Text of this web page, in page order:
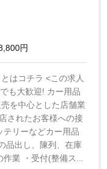
の奥田良三さんは
ったという驚きの縁
服して挑む「初の
イメージを覆すアク
があふれ出る。
で貞子役を演じ
円
はコチラ <この求人
も大歓迎! カー用品
を中心とした店舗業
されたお客様への接
リーなどカー用品
品出し、陳列、在庫
業 ・受付(整備ス...